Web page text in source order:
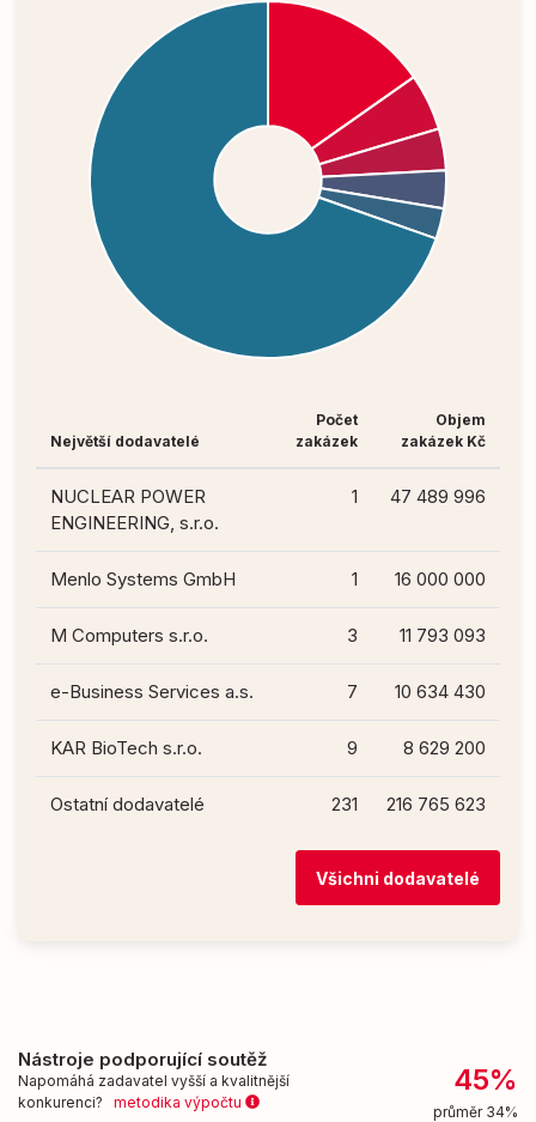
Největší dodavatelé
Počet
zakázek
Objem
zakázek Kč
NUCLEAR POWER
ENGINEERING, s.r.o.
1 47 489 996
Menlo Systems GmbH 1 16 000 000
M Computers s.r.o. 3 11 793 093
e-Business Services a.s. 7 10 634 430
KAR BioTech s.r.o. 9 8 629 200
Ostatní dodavatelé 231 216 765 623
Všichni dodavatelé
Nástroje podporující soutěž
Napomáhá zadavatel vyšší a kvalitnější
konkurenci? metodika výpočtu
45%
průměr 34%